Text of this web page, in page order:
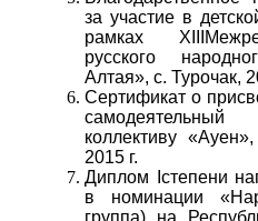
за участие в
рамках
русского
Алтая», с. Турочак,
Сертификат о
самодеятельный
коллективу
2015 г.
Диплом Iстепени
в номинации
группа) на